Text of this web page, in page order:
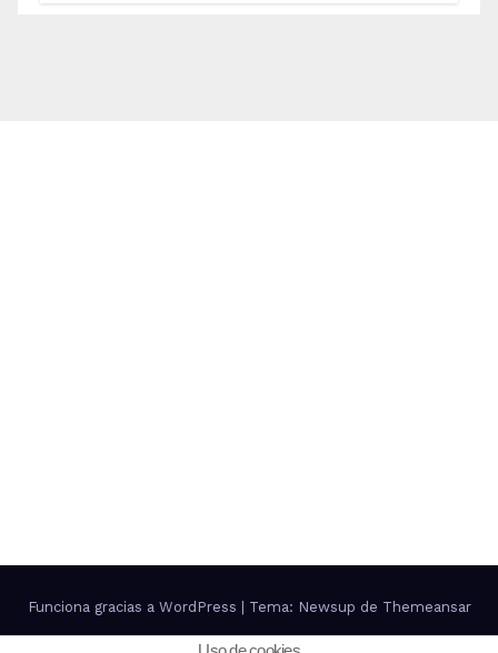
Funciona gracias a WordPress | Tema: Newsup de Themeansar